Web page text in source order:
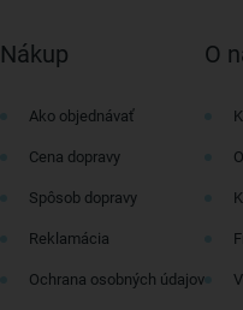
Nákup
Ako objednávať
Cena dopravy
Spôsob dopravy
Reklamácia
Ochrana osobných údajov
O